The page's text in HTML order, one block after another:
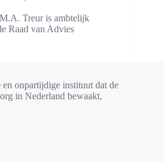
Treur is ambtelijk
Raad van Advies
onpartijdige instituut dat de
in Nederland bewaakt,